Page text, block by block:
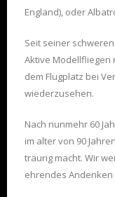
England), oder
Seit seiner
Aktive Modellfliegen
dem Flugplatz bei
wiederzusehen.
Nach nunmehr 60
im alter von 90
traurig macht. Wir
ehrendes